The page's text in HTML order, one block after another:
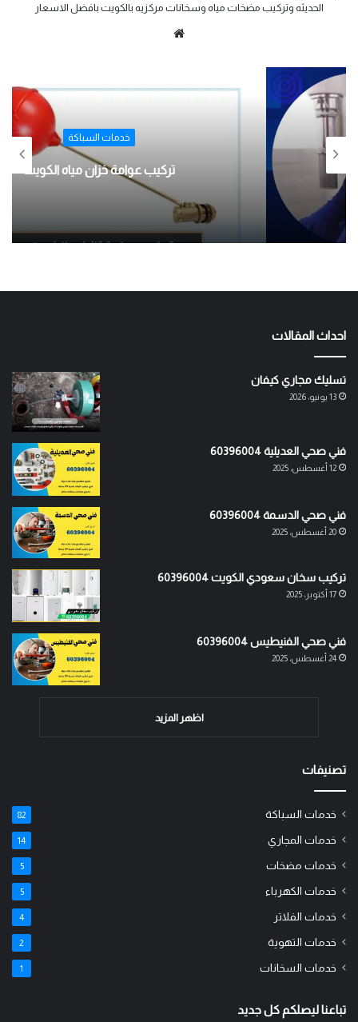
الحديثه وتركيب مضخات مياه وسخانات مركزيه بالكويت بافضل الاسعار
ع
ي
خدمات السباكة
تركيب عوامة خزان مياه الكويت
احداث المقالات
تسليك مجاري كيفان
13 يونيو، 2026
فني صحي العديلية 60396004
12 أغسطس، 2025
فني صحي الدسمة 60396004
20 أغسطس، 2025
تركيب سخان سعودي الكويت 60396004
17 أكتوبر، 2025
فني صحي الفنيطيس 60396004
24 أغسطس، 2025
اظهر المزيد
تصنيفات
خدمات السباكة 82
خدمات المجاري 14
خدمات مضخات 5
خدمات الكهرباء 5
خدمات الفلاتر 4
خدمات التهوية 2
خدمات السخانات 1
تباعنا ليصلكم كل جديد